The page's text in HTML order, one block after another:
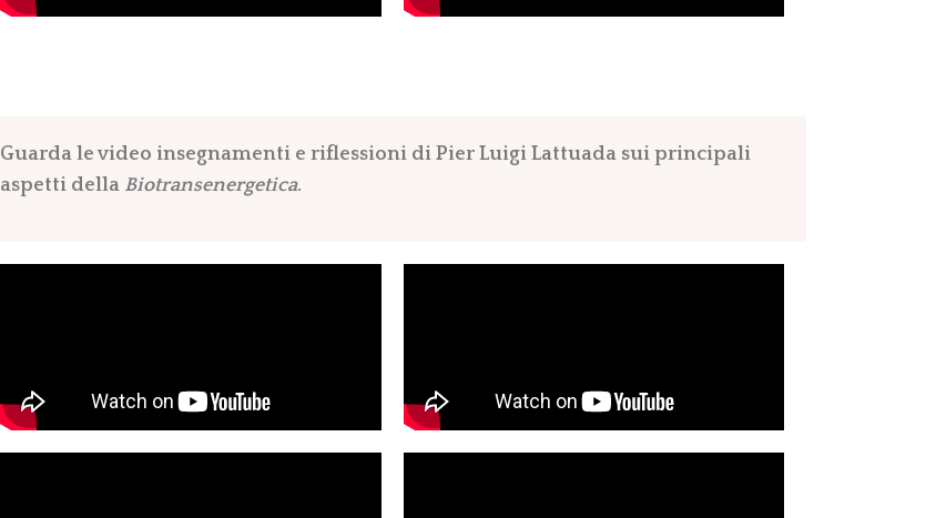
Guarda le video insegnamenti e riflessioni di Pier Luigi Lattuada sui principali
aspetti della Biotransenergetica.